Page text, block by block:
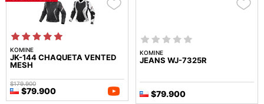
KOMINE
JK-144 CHAQUETA VENTED
MESH
$79.900
$179.900
KOMINE
JEANS WJ-7325R
$79.900